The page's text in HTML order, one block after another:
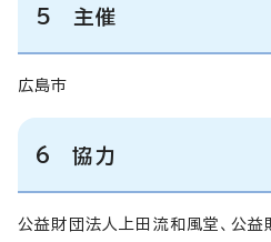
5 主催
広島市
6 協力
公益財団法人上田流和風堂、公